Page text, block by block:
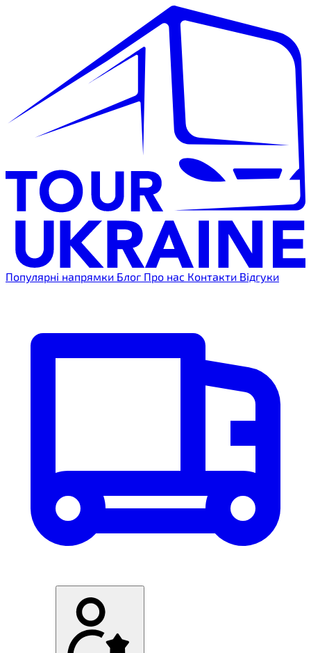
Популярні напрямки Блог Про нас Контакти Відгуки